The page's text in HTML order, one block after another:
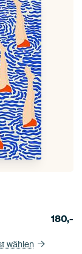
180,-
wählen